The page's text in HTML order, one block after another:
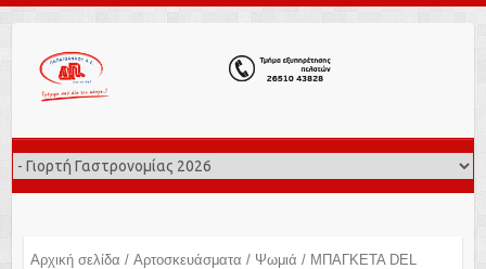
Αρχική σελίδα / Αρτοσκευάσματα / Ψωμιά / ΜΠΑΓΚΕΤΑ DEL